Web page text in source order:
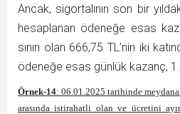
Ancak, sigortalının son bir
hesaplanan ödeneğe esas
sınırı olan 666,75 TL’nin iki
ödeneğe esas günlük kazanç,
Örnek-14: 06.01.2025 tarihinde
arasında istirahatli olan ve ücretini